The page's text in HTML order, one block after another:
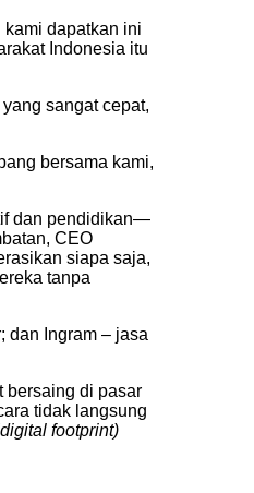
kami dapatkan ini
Indonesia itu
sangat cepat,
bersama kami,
dan pendidikan—
CEO
siapa saja,
tanpa
dan Ingram – jasa
bersaing di pasar
tidak langsung
digital footprint)